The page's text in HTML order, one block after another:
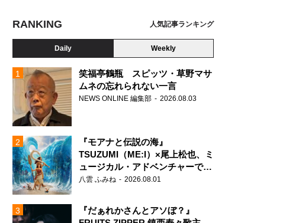
RANKING 人気記事ランキング
Daily Weekly
笑福亭鶴瓶 スピッツ・草野マサ
ムネの忘れられない一言
NEWS ONLINE 編集部 2026.08.03
『モアナと伝説の海』
TSUZUMI（ME:I）×尾上松也、ミ
ュージカル・アドベンチャーで美
声を響かせる
八雲 ふみね 2026.08.01
『だぁれかさんとアソぼ？』